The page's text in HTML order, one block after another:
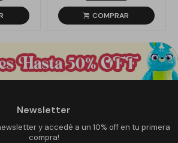
Newsletter
y accedé a un 10% off en tu primera
compra!